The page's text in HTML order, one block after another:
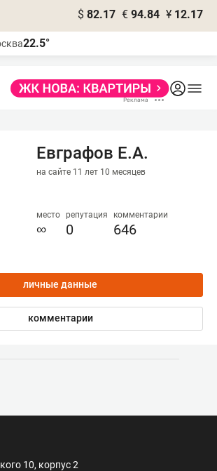
$ 82.17 € 94.84 ¥ 12.17
22.5°
Евграфов Е.А.
на сайте 11 лет 10 месяцев
место
∞
репутация
0
комментарии
646
личные данные
комментарии
10, корпус 2